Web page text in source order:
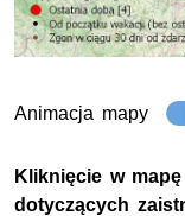
Animacja mapy
Dane dotyczące
Kliknięcie w
dotyczących